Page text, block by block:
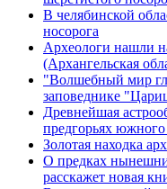
В челябинской
носорога
Археологи нашли
(Архангельская
"Волшебный мир
заповеднике
Древнейшая
предгорьях южного
Золотая находка
О предках
расскажет новая